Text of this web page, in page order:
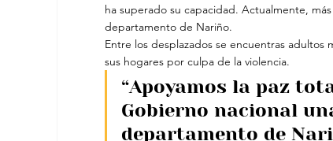
ha superado su capacidad. Actualmente,
departamento de Nariño.
Entre los desplazados se encuentras
sus hogares por culpa de la violencia.
“Apoyamos la paz
Gobierno nacional
departamento de